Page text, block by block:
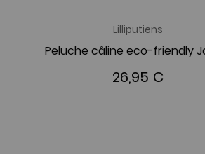
Lilliputiens
26,95 €